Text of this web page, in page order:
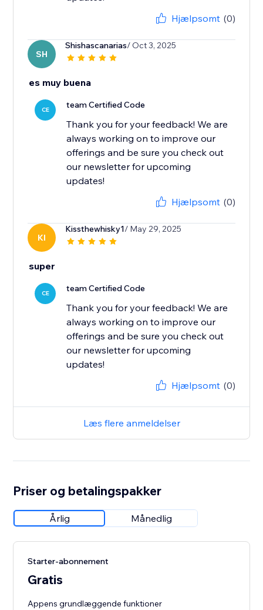
Hjælpsomt (0)
SH
Shishascanarias/ Oct 3, 2025
es muy buena
CE team Certified Code
Thank you for your feedback! We are
always working on to improve our
offerings and be sure you check out
our newsletter for upcoming
updates!
Hjælpsomt (0)
KI
Kissthewhisky1/ May 29, 2025
super
CE team Certified Code
Thank you for your feedback! We are
always working on to improve our
offerings and be sure you check out
our newsletter for upcoming
updates!
Hjælpsomt (0)
Læs flere anmeldelser
Priser og betalingspakker
Årlig Månedlig
Starter-abonnement
Gratis
Appens grundlæggende funktioner